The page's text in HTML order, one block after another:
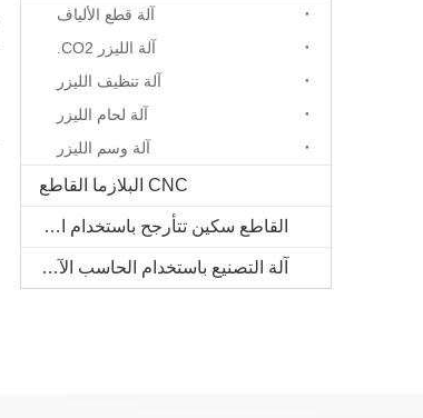
آلة قطع الألياف
آلة الليزر CO2.
آلة تنظيف الليزر
آلة لحام الليزر
آلة وسم الليزر
CNC البلازما القاطع
القاطع سكين تتأرجح باستخدام الحاسب الآلي
آلة التصنيع باستخدام الحاسب الآلي الخشب الصلب